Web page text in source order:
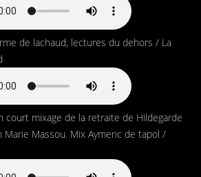
de lachaud, lectures du dehors / La
court mixage de la retraite de Hildegarde
Marie Massou. Mix Aymeric de tapol /